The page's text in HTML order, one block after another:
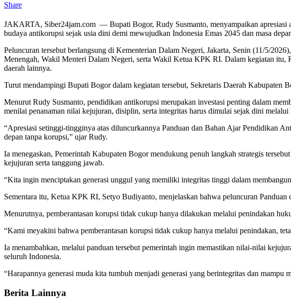
Share
JAKARTA, Siber24jam.com — Bupati Bogor, Rudy Susmanto, menyampaikan apresiasi
budaya antikorupsi sejak usia dini demi mewujudkan Indonesia Emas 2045 dan masa
Peluncuran tersebut berlangsung di Kementerian Dalam Negeri, Jakarta, Senin (11/5/
Menengah, Wakil Menteri Dalam Negeri, serta Wakil Ketua KPK RI. Dalam kegiatan itu,
daerah lainnya.
Turut mendampingi Bupati Bogor dalam kegiatan tersebut, Sekretaris Daerah Kabupaten
Menurut Rudy Susmanto, pendidikan antikorupsi merupakan investasi penting dalam
menilai penanaman nilai kejujuran, disiplin, serta integritas harus dimulai sejak dini
“Apresiasi setinggi-tingginya atas diluncurkannya Panduan dan Bahan Ajar Pendidikan
depan tanpa korupsi,” ujar Rudy.
Ia menegaskan, Pemerintah Kabupaten Bogor mendukung penuh langkah strategis
kejujuran serta tanggung jawab.
“Kita ingin menciptakan generasi unggul yang memiliki integritas tinggi dalam
Sementara itu, Ketua KPK RI, Setyo Budiyanto, menjelaskan bahwa peluncuran
Menurutnya, pemberantasan korupsi tidak cukup hanya dilakukan melalui penindakan
“Kami meyakini bahwa pemberantasan korupsi tidak cukup hanya melalui penindakan,
Ia menambahkan, melalui panduan tersebut pemerintah ingin memastikan nilai-nilai
seluruh Indonesia.
“Harapannya generasi muda kita tumbuh menjadi generasi yang berintegritas dan
Berita Lainnya